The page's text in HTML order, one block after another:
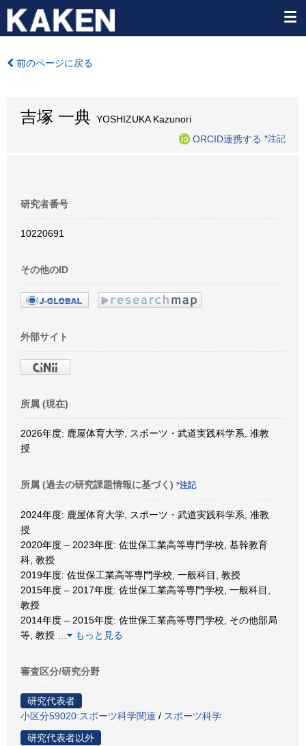
前のページに戻る
吉塚 一典 YOSHIZUKA Kazunori
ORCID連携する *注記
研究者番号
10220691
その他のID
外部サイト
所属 (現在)
2026年度: 鹿屋体育大学, スポーツ・武道実践科学系, 准教
授
所属 (過去の研究課題情報に基づく) *注記
2024年度: 鹿屋体育大学, スポーツ・武道実践科学系, 准教
授
2020年度 – 2023年度: 佐世保工業高等専門学校, 基幹教育
科, 教授
2019年度: 佐世保工業高等専門学校, 一般科目, 教授
2015年度 – 2017年度: 佐世保工業高等専門学校, 一般科目,
教授
2014年度 – 2015年度: 佐世保工業高等専門学校, その他部局
等, 教授
もっと見る
審査区分/研究分野
研究代表者
小区分59020:スポーツ科学関連 / スポーツ科学
研究代表者以外